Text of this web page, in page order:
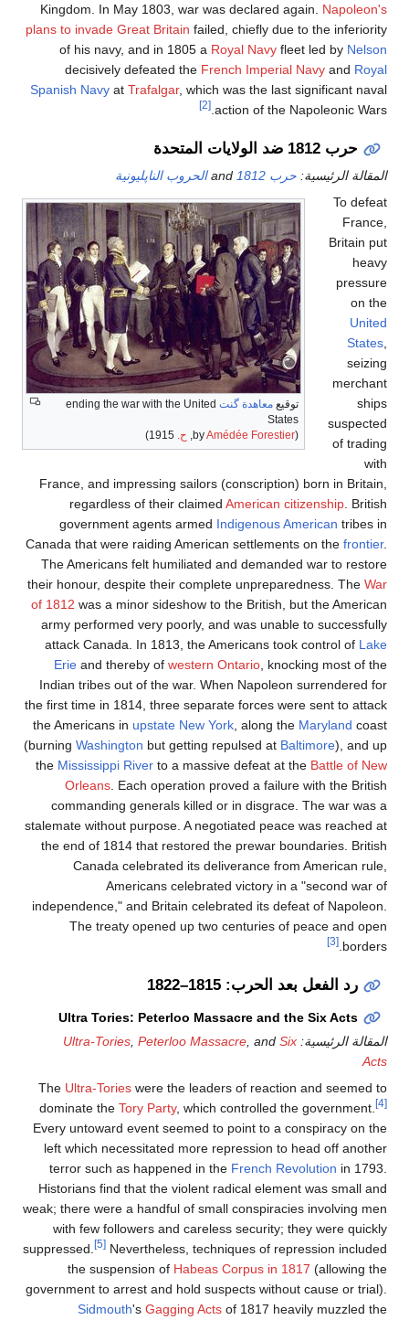
Kingdom. In May 1803, war was declared again. Napoleon's
plans to invade Great Britain failed, chiefly due to the inferiority
of his navy, and in 1805 a Royal Navy fleet led by Nelson
decisively defeated the French Imperial Navy and Royal
Spanish Navy at Trafalgar, which was the last significant naval
action of the Napoleonic Wars.
[2]
حرب 1812 ضد الولايات المتحدة
المقالة الرئيسية: حرب 1812 الحروب الناپليونية
توقيع معاهدة گنت ending the war with the United
States
(by
Amédée Forestier ح.
To defeat
France,
Britain put
heavy
pressure
on the
United
States
seizing
merchant
ships
suspected
of trading
with
France, and impressing sailors (conscription) born in Britain,
regardless of their claimed American citizenship . British
government agents armed Indigenous American tribes in
Canada that were raiding American settlements on the frontier.
The Americans felt humiliated and demanded war to restore
their honour, despite their complete unpreparedness. The War
of 1812 was a minor sideshow to the British, but the American
army performed very poorly, and was unable to successfully
attack Canada. In 1813, the Americans took control of Lake
Erie and thereby of western Ontario , knocking most of the
Indian tribes out of the war. When Napoleon surrendered for
the first time in 1814, three separate forces were sent to attack
the Americans in upstate New York , along the Maryland coast
(burning Washington but getting repulsed at Baltimore), and up
the Mississippi River to a massive defeat at the Battle of New
Orleans . Each operation proved a failure with the British
commanding generals killed or in disgrace. The war was a
stalemate without purpose. A negotiated peace was reached at
the end of 1814 that restored the prewar boundaries. British
Canada celebrated its deliverance from American rule,
Americans celebrated victory in a "second war of
independence," and Britain celebrated its defeat of Napoleon.
The treaty opened up two centuries of peace and open
borders.
[3]
رد الفعل بعد الحرب: 1815–1822
Ultra Tories: Peterloo Massacre and the Six Acts
المقالة الرئيسية:
Ultra-Tories Peterloo Massacre , and Six
Acts
The Ultra-Tories were the leaders of reaction and seemed to
dominate the Tory Party, which controlled the government. [4]
Every untoward event seemed to point to a conspiracy on the
left which necessitated more repression to head off another
terror such as happened in the French Revolution in 1793.
Historians find that the violent radical element was small and
weak; there were a handful of small conspiracies involving men
with few followers and careless security; they were quickly
suppressed.
[5] Nevertheless, techniques of repression included
the suspension of Habeas Corpus in 1817 (allowing the
government to arrest and hold suspects without cause or trial).
Sidmouth's Gagging Acts of 1817 heavily muzzled the